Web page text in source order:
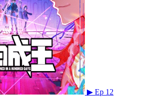
▶ Ep 12